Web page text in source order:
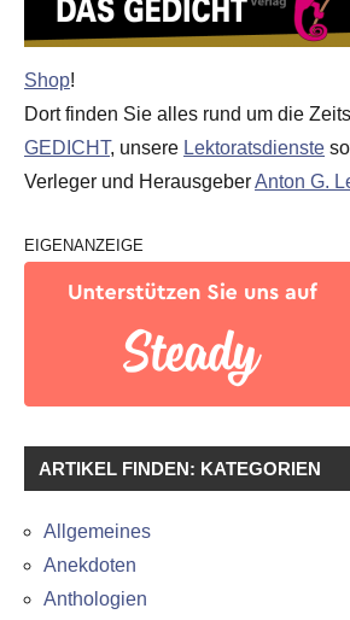
Shop!
Dort finden Sie alles rund um die
GEDICHT, unsere Lektoratsdienste
Verleger und HerausgeberAnton G.
EIGENANZEIGE
ARTIKEL FINDEN: KATEGORIEN
Allgemeines
Anekdoten
Anthologien